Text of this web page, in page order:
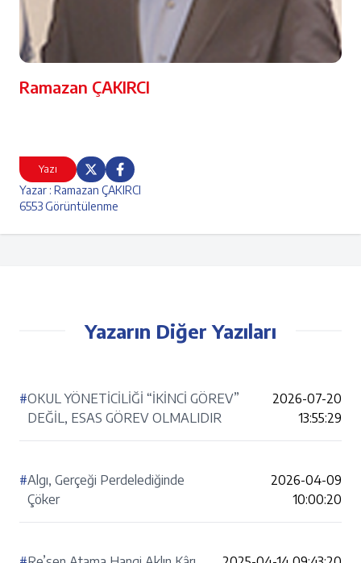
Yazı
Yazar : Ramazan ÇAKIRCI
6553 Görüntülenme
Ramazan ÇAKIRCI
Yazarın Diğer Yazıları
#OKUL YÖNETİCİLİĞİ “İKİNCİ GÖREV”
DEĞİL, ESAS GÖREV OLMALIDIR
2026-07-20
13:55:29
#Algı, Gerçeği Perdelediğinde
Çöker
2026-04-09
10:00:20